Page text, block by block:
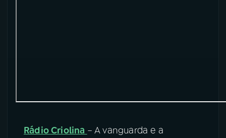
Rádio Criolina – A vanguarda e a